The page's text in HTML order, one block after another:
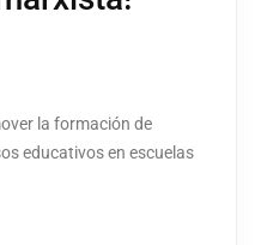
la formación de
educativos en escuelas